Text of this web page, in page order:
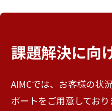
課題解決に向
AIMCでは、お客様の状
ポートをご用意してお